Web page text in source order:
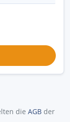
die AGB der